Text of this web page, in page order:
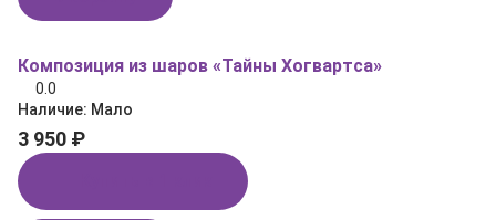
Композиция из шаров «Тайны Хогвартса»
0.0
Наличие: Мало
3 950 ₽